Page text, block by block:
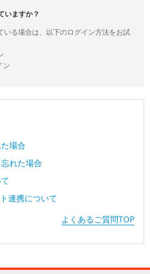
いますか？
いる場合は、以下のログイン方法をお試
ン
場合
れた場合
連携について
よくあるご質問TOP